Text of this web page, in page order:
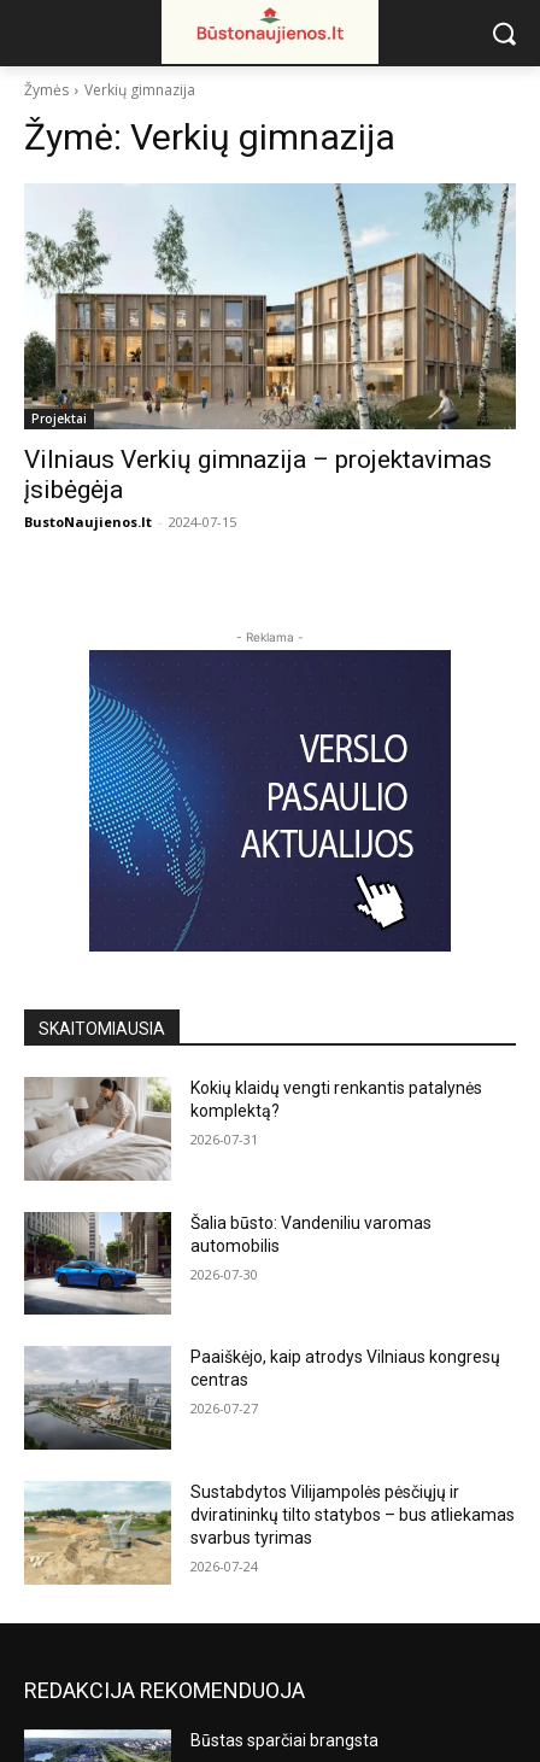
Žymės Verkių gimnazija
Žymė: Verkių gimnazija
Projektai
Vilniaus Verkių gimnazija – projektavimas
įsibėgėja
BustoNaujienos.lt - 2024-07-15
- Reklama -
SKAITOMIAUSIA
Kokių klaidų vengti renkantis patalynės
komplektą?
2026-07-31
Šalia būsto: Vandeniliu varomas
automobilis
2026-07-30
Paaiškėjo, kaip atrodys Vilniaus kongresų
centras
2026-07-27
Sustabdytos Vilijampolės pėsčiųjų ir
dviratininkų tilto statybos – bus atliekamas
svarbus tyrimas
2026-07-24
REDAKCIJA REKOMENDUOJA
Būstas sparčiai brangsta